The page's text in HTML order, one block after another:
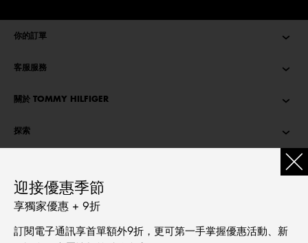
你的訂單
客服服務
關於 TOMMY HILFIGER
探索
語言
English
迎接優惠季節
享獨家優惠 + 9折
訂閱電子通訊享首單額外9折，更可第一手掌握優惠活動、新